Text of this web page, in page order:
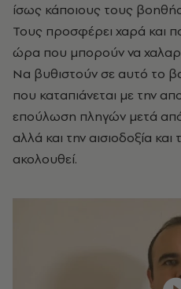
ίσως κάποιους τους
Τους προσφέρει χαρά και
ώρα που μπορούν να
Να βυθιστούν σε αυτό το
που καταπιάνεται με την
επούλωση πληγών μετά
αλλά και την αισιοδοξία
ακολουθεί.